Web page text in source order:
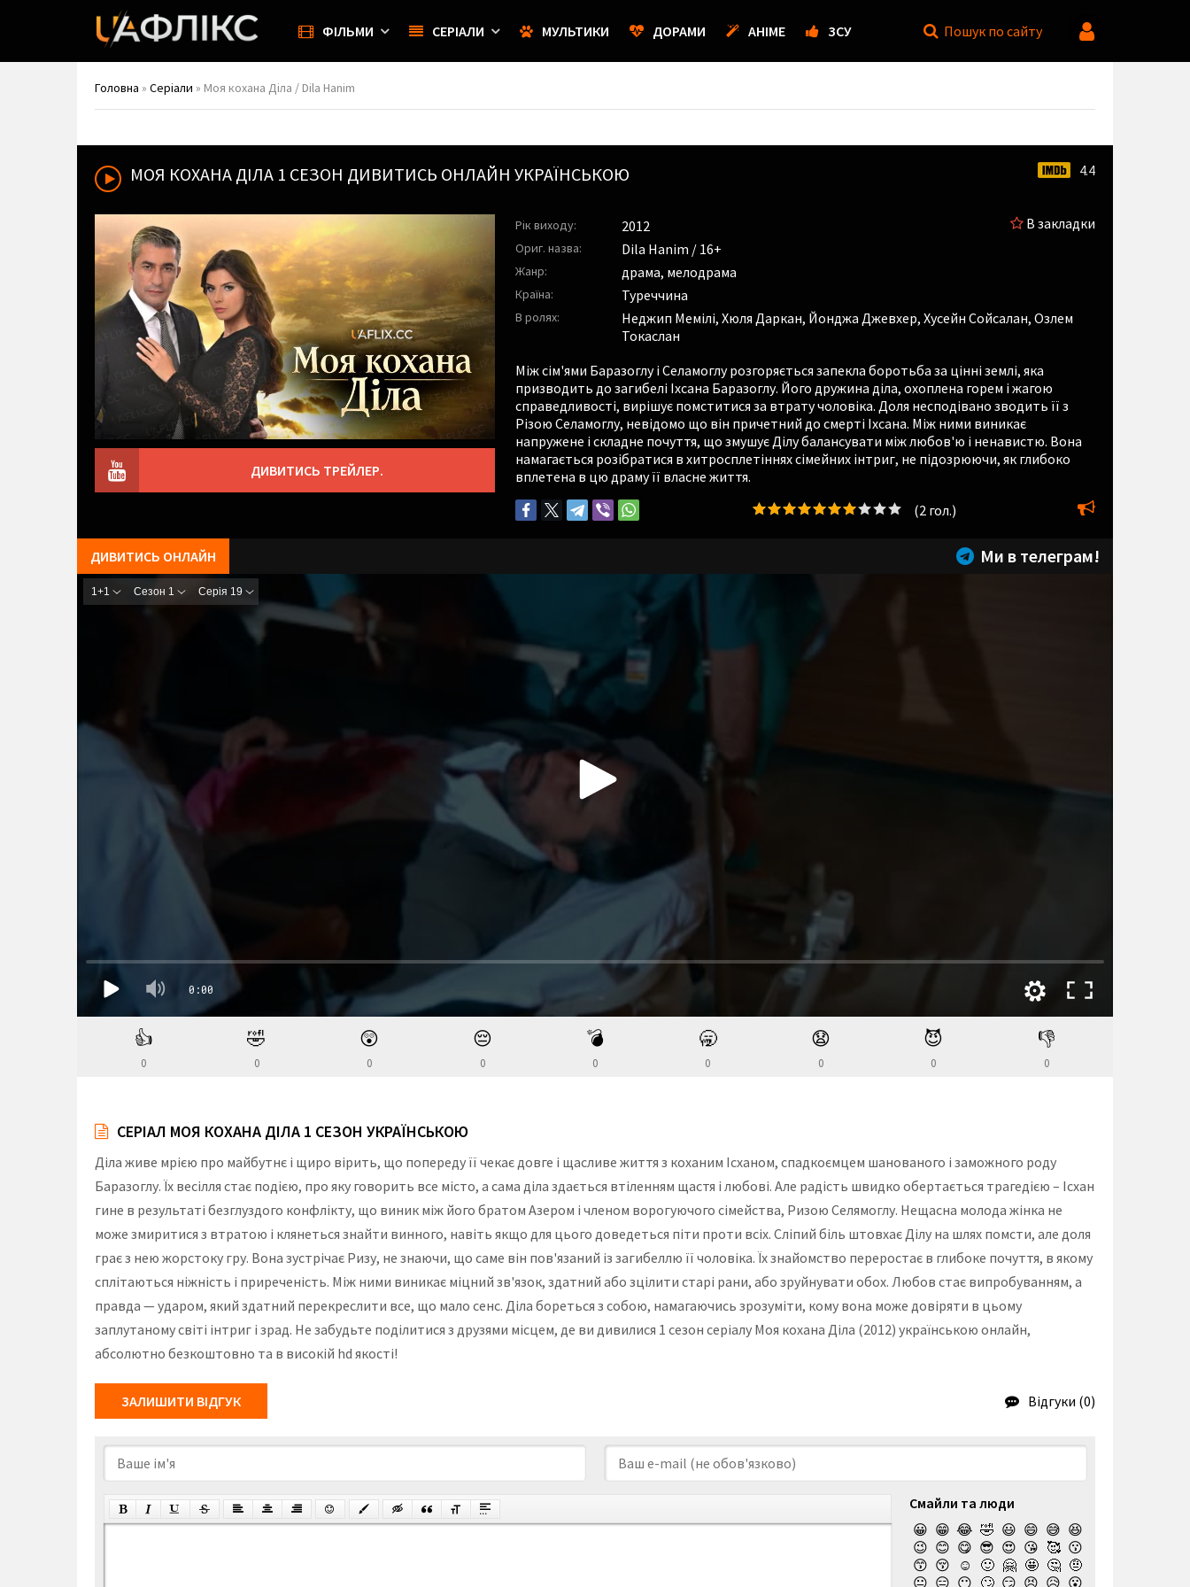
ФІЛЬМИ СЕРІАЛИ МУЛЬТИКИ ДОРАМИ АНІМЕ ЗСУ Пошук по сайту
Головна » Серіали » Моя кохана Діла / Dila Hanim
МОЯ КОХАНА ДІЛА 1 СЕЗОН ДИВИТИСЬ ОНЛАЙН УКРАЇНСЬКОЮ 4.4
ДИВИТИСЬ ТРЕЙЛЕР.
В закладки
Рік виходу: 2012
Ориг. назва: Dila Hanim / 16+
Жанр: драма, мелодрама
Країна: Туреччина
В ролях: Неджип Мемілі, Хюля Даркан, Йонджа Джевхер, Хусейн Сойсалан, Озлем
Токаслан
Між сім'ями Баразоглу і Селамоглу розгоряється запекла боротьба за цінні землі, яка
призводить до загибелі Іхсана Баразоглу. Його дружина діла, охоплена горем і жагою
справедливості, вирішує помститися за втрату чоловіка. Доля несподівано зводить її з
Різою Селамоглу, невідомо що він причетний до смерті Іхсана. Між ними виникає
напружене і складне почуття, що змушує Ділу балансувати між любов'ю і ненавистю. Вона
намагається розібратися в хитросплетіннях сімейних інтриг, не підозрюючи, як глибоко
вплетена в цю драму її власне життя.
(2гол.)
Ми в телеграм!
ДИВИТИСЬ ОНЛАЙН
👍
0
🤣
0
😲
0
😔
0
💣
0
🥱
0
😧
0
😈
0
👎
0
СЕРІАЛ МОЯ КОХАНА ДІЛА 1 СЕЗОН УКРАЇНСЬКОЮ
Діла живе мрією про майбутнє і щиро вірить, що попереду її чекає довге і щасливе життя з коханим Ісханом, спадкоємцем шанованого і заможного роду
Баразоглу. Їх весілля стає подією, про яку говорить все місто, а сама діла здається втіленням щастя і любові. Але радість швидко обертається трагедією – Ісхан
гине в результаті безглуздого конфлікту, що виник між його братом Азером і членом ворогуючого сімейства, Ризою Селямоглу. Нещасна молода жінка не
може змиритися з втратою і клянеться знайти винного, навіть якщо для цього доведеться піти проти всіх. Сліпий біль штовхає Ділу на шлях помсти, але доля
грає з нею жорстоку гру. Вона зустрічає Ризу, не знаючи, що саме він пов'язаний із загибеллю її чоловіка. Їх знайомство переростає в глибоке почуття, в якому
сплітаються ніжність і приреченість. Між ними виникає міцний зв'язок, здатний або зцілити старі рани, або зруйнувати обох. Любов стає випробуванням, а
правда — ударом, який здатний перекреслити все, що мало сенс. Діла бореться з собою, намагаючись зрозуміти, кому вона може довіряти в цьому
заплутаному світі інтриг і зрад. Не забудьте поділитися з друзями місцем, де ви дивилися 1 сезон серіалу Моя кохана Діла (2012) українською онлайн,
абсолютно безкоштовно та в високій hd якості!
ЗАЛИШИТИ ВІДГУК Відгуки (0)
Смайли та люди
😀 😁 😂 🤣 😃 😄 😅 😆
😉 😊 😋 😎 😍 😘 🥰 😗
😙 😚 ☺️ 🙂 🤗 🤩 🤔 🤨
😐 😑 😶 🙄 😏 😣 😥 😮